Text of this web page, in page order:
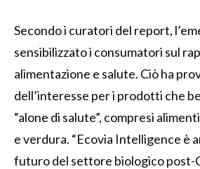
Secondo i curatori del report,
sensibilizzato i consumatori sul
alimentazione e salute. Ciò ha
dell’interesse per i prodotti che
“alone di salute”, compresi
e verdura. “Ecovia Intelligence è
futuro del settore biologico post-